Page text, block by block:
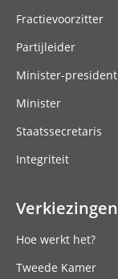
Fractievoorzitter
Partijleider
Minister-president
Minister
Staatssecretaris
Integriteit
Verkiezingen
Hoe werkt het?
Tweede Kamer